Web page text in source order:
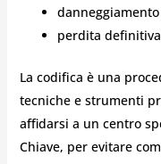
perdita
La codifica è una
tecniche e strumenti
affidarsi a un centro
Chiave, per evitare